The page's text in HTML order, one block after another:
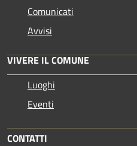
Comunicati
Avvisi
VIVERE IL COMUNE
Luoghi
Eventi
CONTATTI